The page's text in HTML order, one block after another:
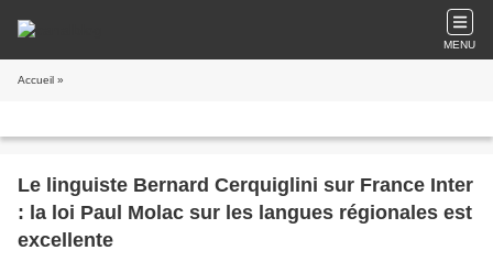
MENU
Accueil »
Le linguiste Bernard Cerquiglini sur France Inter
: la loi Paul Molac sur les langues régionales est
excellente